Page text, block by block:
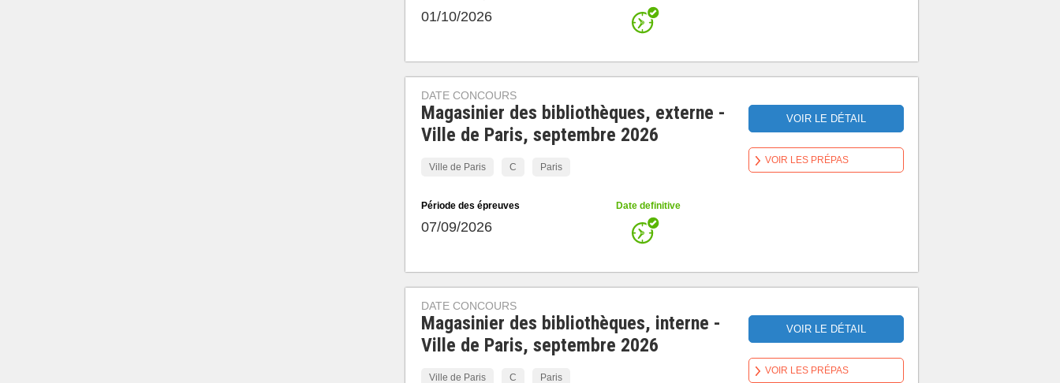
01/10/2026
DATE CONCOURS
Magasinier des bibliothèques, externe -
Ville de Paris, septembre 2026
Ville de Paris C Paris
Période des épreuves
07/09/2026
Date definitive
VOIR LE DÉTAIL
VOIR LES PRÉPAS
DATE CONCOURS
Magasinier des bibliothèques, interne -
Ville de Paris, septembre 2026
Ville de Paris C Paris
VOIR LE DÉTAIL
VOIR LES PRÉPAS